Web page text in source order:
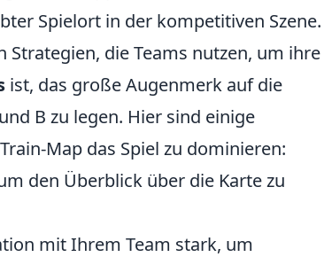
Spielort in der kompetitiven Szene.
die Teams nutzen, um ihre
ist, das große Augenmerk auf die
B zu legen. Hier sind einige
Map das Spiel zu dominieren:
den Überblick über die Karte zu
mit Ihrem Team stark, um